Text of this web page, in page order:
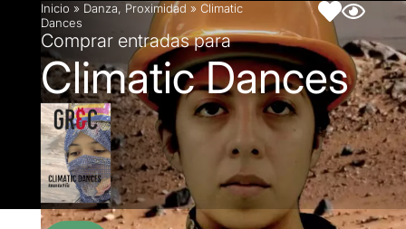
Inicio » Danza, Proximidad » Climatic
Dances
Comprar entradas para
Climatic Dances